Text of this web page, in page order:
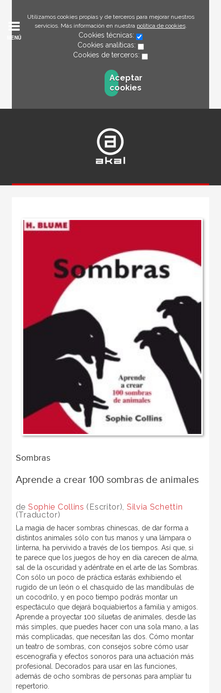
Utilizamos cookies propias y de terceros para mejorar nuestros
servicios. Más información en nuestra política de cookies.
Cookies técnicas:
Cookies analíticas:
Cookies de terceros:
Aceptar
cookies
MENÚ
Sombras
Aprende a crear 100 sombras de animales
de Sophie Collins (Escritor), Silvia Schettin
(Traductor)
La magia de hacer sombras chinescas, de dar forma a
distintos animales sólo con tus manos y una lámpara o
linterna, ha pervivido a través de los tiempos. Así que, si
te parece que los juegos de hoy en día carecen de alma,
sal de la oscuridad y adéntrate en el arte de las Sombras.
Con sólo un poco de práctica estarás exhibiendo el
rugido de un león o el chasquido de las mandíbulas de
un cocodrilo, y en poco tiempo podrás montar un
espectáculo que dejará boquiabiertos a familia y amigos.
Aprende a proyectar 100 siluetas de animales, desde las
más simples, que puedes hacer con una sola mano, a las
más complicadas, que necesitan las dos. Cómo montar
un teatro de sombras, con consejos sobre cómo usar
escenografía y efectos sonoros para una actuación más
profesional. Decorados para usar en las funciones,
además de ocho sombras de personas para ampliar tu
repertorio.